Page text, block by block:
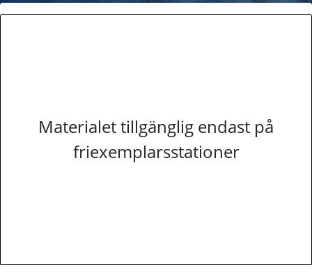
Materialet tillgänglig endast på
friexemplarsstationer